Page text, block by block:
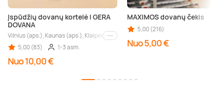
Įspūdžių dovanų kortelė | GERA
DOVANA
Vilnius (aps.), Kaunas (aps.), Klaipėda (aps.), Palanga (aps.), Nida (aps.),
Kiti miestai
5,00 (83)
1-3 asm.
Nuo 10,00 €
MAXIMOS dovanų čekis
5,00 (216)
Nuo 5,00 €